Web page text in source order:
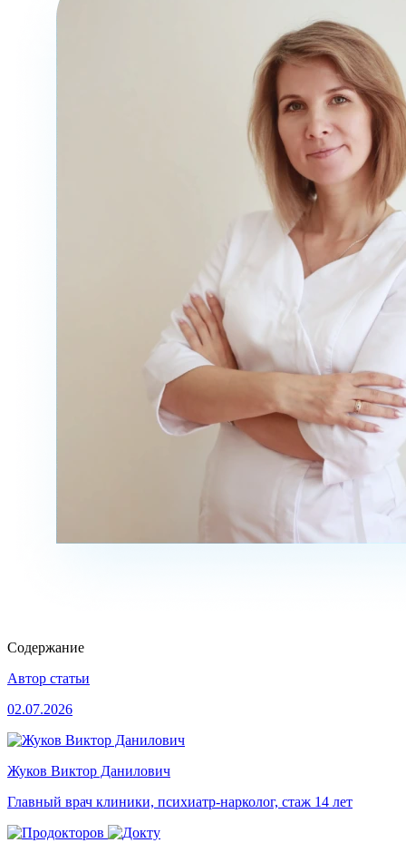
Содержание
Автор статьи
02.07.2026
Жуков Виктор Данилович
Главный врач клиники, психиатр-нарколог, стаж 14 лет